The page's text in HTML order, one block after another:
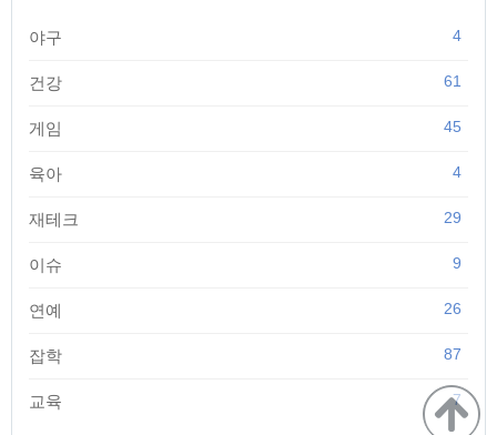
야구 4
건강 61
게임 45
육아 4
재테크 29
이슈 9
연예 26
잡학 87
교육 7